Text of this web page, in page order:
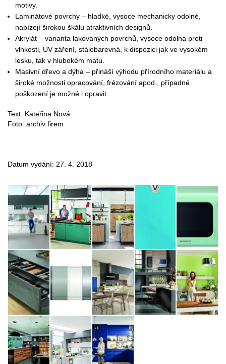
motivy.
Laminátové povrchy – hladké, vysoce mechanicky odolné,
nabízejí širokou škálu atraktivních designů.
Akrylát – varianta lakovaných povrchů, vysoce odolná proti
vlhkosti, UV záření, stálobarevná, k dispozici jak ve vysokém
lesku, tak v hlubokém matu.
Masivní dřevo a dýha – přináší výhodu přírodního materiálu a
široké možnosti opracování, frézování apod., případné
poškození je možné i opravit.
Text: Kateřina Nová
Foto: archiv firem
Datum vydání: 27. 4. 2018